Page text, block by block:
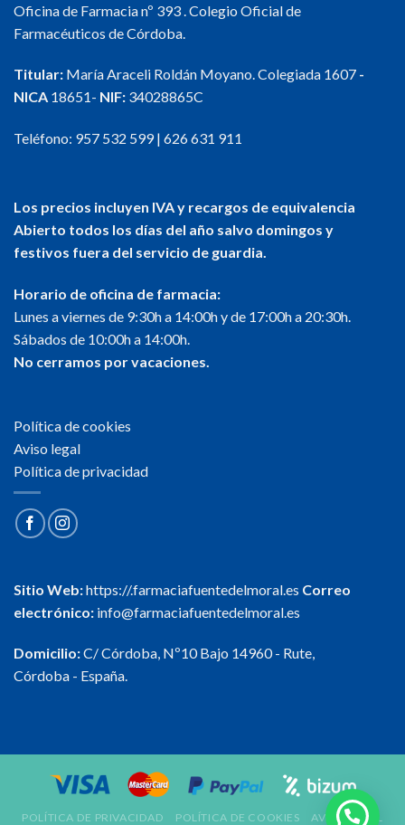
variantes.
se
producto
Oficina de Farmacia nº 393 . Colegio Oficial de
Farmacéuticos de Córdoba.
Titular: María Araceli Roldán Moyano. Colegiada 1607 -
NICA 18651- NIF: 34028865C
Teléfono: 957 532 599| 626 631 911
Los precios incluyen IVA y recargos de equivalencia
Abierto todos los días del año salvo domingos y
festivos fuera del servicio de guardia.
Horario de oficina de farmacia:
Lunes a viernes de 9:30h a 14:00h y de 17:00h a 20:30h.
Sábados de 10:00h a 14:00h.
No cerramos por vacaciones.
Política de cookies
Aviso legal
Política de privacidad
Sitio Web:https://.farmaciafuentedelmoral.es Correo
electrónico: info@farmaciafuentedelmoral.es
Domicilio:C/ Córdoba, Nº10 Bajo 14960 - Rute,
Córdoba - España.
POLÍTICA DE PRIVACIDAD POLÍTICA DE COOKIES AVISO LEGAL